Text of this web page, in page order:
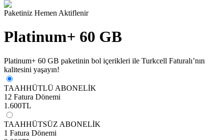
Paketiniz Hemen Aktiflenir
Platinum+ 60 GB
Platinum+ 60 GB paketinin bol içerikleri ile Turkcell Faturalı’nın
kalitesini yaşayın!
TAAHHÜTLÜ ABONELİK
12 Fatura Dönemi
1.600TL
TAAHHÜTSÜZ ABONELİK
1 Fatura Dönemi